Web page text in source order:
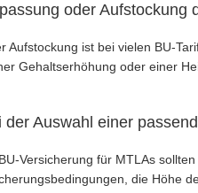
oder Aufstockung
Aufstockung ist bei vielen BU-
Gehaltserhöhung oder einer
Auswahl einer
Versicherung für MTLAs
die Höhe